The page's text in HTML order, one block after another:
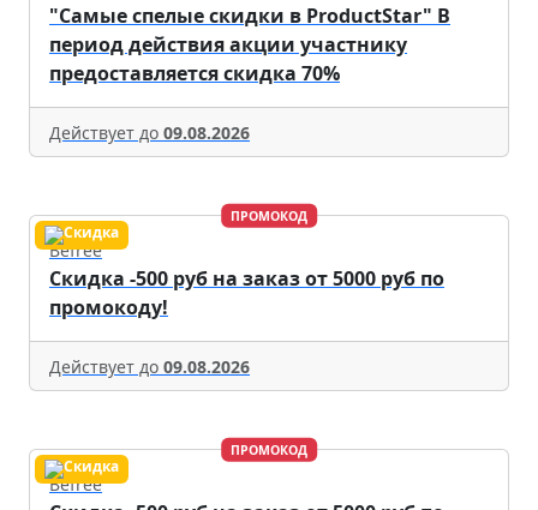
"Самые спелые скидки в ProductStar" В
период действия акции участнику
предоставляется скидка 70%
Действует до 09.08.2026
ПРОМОКОД
Befree
Скидка -500 руб на заказ от 5000 руб по
промокоду!
Действует до 09.08.2026
ПРОМОКОД
Befree